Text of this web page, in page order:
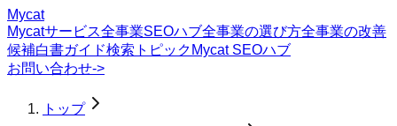
Mycat
Mycatサービス全事業SEOハブ全事業の選び方全事業の改善
候補白書ガイド検索トピック Mycat SEOハブ
お問い合わせ->
トップ